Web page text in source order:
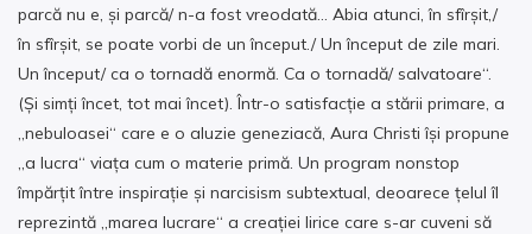
parcă nu e, și parcă/ n-a fost vreodată… Abia atunci, în sfîrșit,/
în sfîrșit, se poate vorbi de un început./ Un început de zile mari.
Un început/ ca o tornadă enormă. Ca o tornadă/ salvatoare“.
(Și simți încet, tot mai încet). Într-o satisfacție a stării primare, a
„nebuloasei“ care e o aluzie geneziacă, Aura Christi își propune
„a lucra“ viața cum o materie primă. Un program nonstop
împărțit între inspirație și narcisism subtextual, deoarece țelul îl
reprezintă „marea lucrare“ a creației lirice care s-ar cuveni să